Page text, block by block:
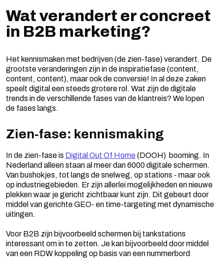
Wat verandert er concreet
in B2B marketing?
Het kennismaken met bedrijven (de zien-fase) verandert. De
grootste veranderingen zijn in de inspiratiefase (content,
content, content), maar ook de conversie! In al deze zaken
speelt digital een steeds grotere rol. Wat zijn de digitale
trends in de verschillende fases van de klantreis? We lopen
de fases langs.
Zien-fase: kennismaking
In de zien-fase is Digital Out Of Home (DOOH) booming. In
Nederland alleen staan al meer dan 6000 digitale schermen.
Van bushokjes, tot langs de snelweg, op stations - maar ook
op industriegebieden. Er zijn allerlei mogelijkheden en nieuwe
plekken waar je gericht zichtbaar kunt zijn. Dit gebeurt door
middel van gerichte GEO- en time-targeting met dynamische
uitingen.
Voor B2B zijn bijvoorbeeld schermen bij tankstations
interessant om in te zetten. Je kan bijvoorbeeld door middel
van een RDW koppeling op basis van een nummerbord